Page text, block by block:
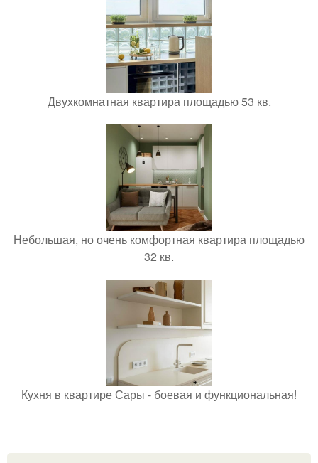
Двухкомнатная квартира площадью 53 кв.
Небольшая, но очень комфортная квартира площадью
32 кв.
Кухня в квартире Сары - боевая и функциональная!